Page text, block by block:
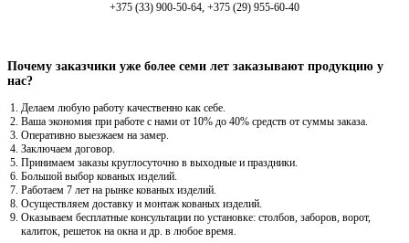
+375 (33) 900-50-64, +375 (29) 955-60-40
Почему заказчики уже более семи лет заказывают продукцию у
нас?
Делаем любую работу качественно как себе.
Ваша экономия при работе с нами от 10% до 40% средств от суммы заказа.
Оперативно выезжаем на замер.
Заключаем договор.
Принимаем заказы круглосуточно в выходные и праздники.
Большой выбор кованых изделий.
Работаем 7 лет на рынке кованых изделий.
Осуществляем доставку и монтаж кованых изделий.
Оказываем бесплатные консультации по установке: столбов, заборов, ворот,
калиток, решеток на окна и др. в любое время.